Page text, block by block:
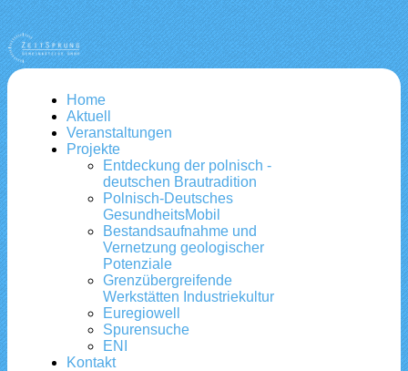
Home
Aktuell
Veranstaltungen
Projekte
Entdeckung der polnisch -
deutschen Brautradition
Polnisch-Deutsches
GesundheitsMobil
Bestandsaufnahme und
Vernetzung geologischer
Potenziale
Grenzübergreifende
Werkstätten Industriekultur
Euregiowell
Spurensuche
ENI
Kontakt